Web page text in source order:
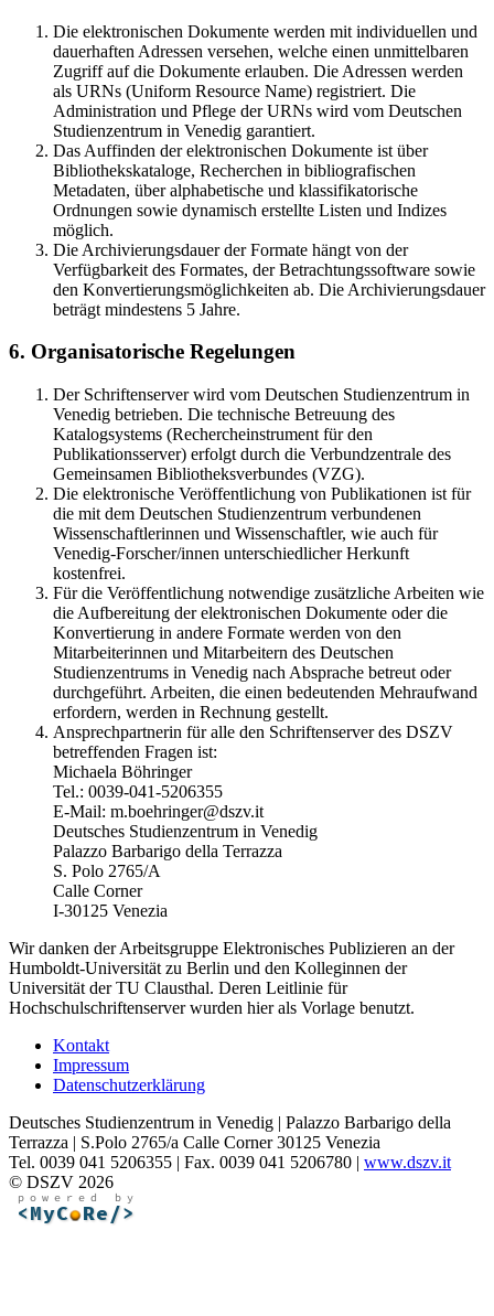
Die elektronischen Dokumente werden mit individuellen und
dauerhaften Adressen versehen, welche einen unmittelbaren
Zugriff auf die Dokumente erlauben. Die Adressen werden
als URNs (Uniform Resource Name) registriert. Die
Administration und Pflege der URNs wird vom Deutschen
Studienzentrum in Venedig garantiert.
Das Auffinden der elektronischen Dokumente ist über
Bibliothekskataloge, Recherchen in bibliografischen
Metadaten, über alphabetische und klassifikatorische
Ordnungen sowie dynamisch erstellte Listen und Indizes
möglich.
Die Archivierungsdauer der Formate hängt von der
Verfügbarkeit des Formates, der Betrachtungssoftware sowie
den Konvertierungsmöglichkeiten ab. Die Archivierungsdauer
beträgt mindestens 5 Jahre.
6. Organisatorische Regelungen
Der Schriftenserver wird vom Deutschen Studienzentrum in
Venedig betrieben. Die technische Betreuung des
Katalogsystems (Rechercheinstrument für den
Publikationsserver) erfolgt durch die Verbundzentrale des
Gemeinsamen Bibliotheksverbundes (VZG).
Die elektronische Veröffentlichung von Publikationen ist für
die mit dem Deutschen Studienzentrum verbundenen
Wissenschaftlerinnen und Wissenschaftler, wie auch für
Venedig-Forscher/innen unterschiedlicher Herkunft
kostenfrei.
Für die Veröffentlichung notwendige zusätzliche Arbeiten wie
die Aufbereitung der elektronischen Dokumente oder die
Konvertierung in andere Formate werden von den
Mitarbeiterinnen und Mitarbeitern des Deutschen
Studienzentrums in Venedig nach Absprache betreut oder
durchgeführt. Arbeiten, die einen bedeutenden Mehraufwand
erfordern, werden in Rechnung gestellt.
Ansprechpartnerin für alle den Schriftenserver des DSZV
betreffenden Fragen ist:
Michaela Böhringer
Tel.: 0039-041-5206355
E-Mail: m.boehringer@dszv.it
Deutsches Studienzentrum in Venedig
Palazzo Barbarigo della Terrazza
S. Polo 2765/A
Calle Corner
I-30125 Venezia
Wir danken der Arbeitsgruppe Elektronisches Publizieren an der
Humboldt-Universität zu Berlin und den Kolleginnen der
Universität der TU Clausthal. Deren Leitlinie für
Hochschulschriftenserver wurden hier als Vorlage benutzt.
Kontakt
Impressum
Datenschutzerklärung
Deutsches Studienzentrum in Venedig | Palazzo Barbarigo della
Terrazza | S.Polo 2765/a Calle Corner 30125 Venezia
Tel. 0039 041 5206355 | Fax. 0039 041 5206780 | www.dszv.it
© DSZV 2026